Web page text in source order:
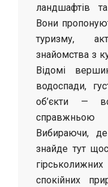
ландшафтів
Вони
туризму,
знайомства з
Відомі
водоспади,
об’єкти —
Вибираючи,
знайде тут
спокійних